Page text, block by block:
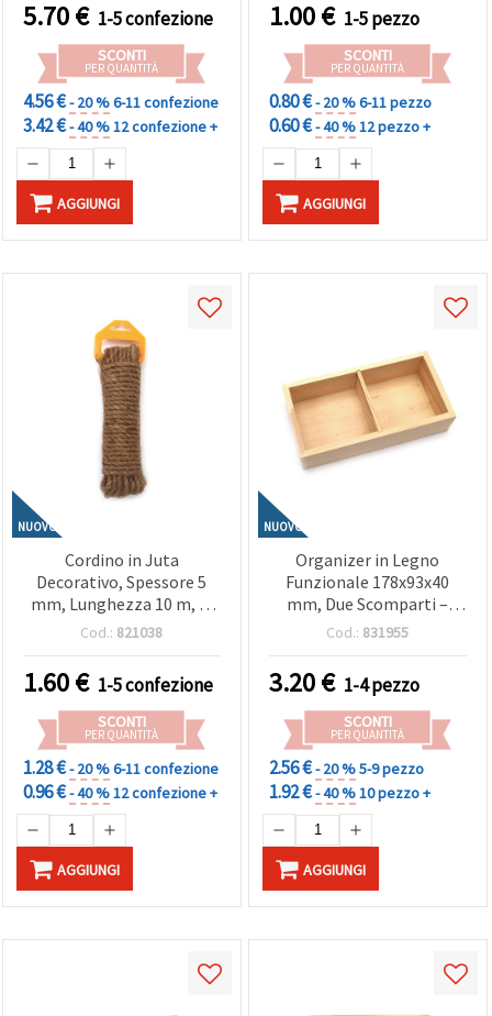
5.70€ 1-5 confezione
SCONTI
PER QUANTITÀ
4.56 €- 20 %6-11 confezione
3.42 €- 40 %12 confezione +
AGGIUNGI
1.00€ 1-5 pezzo
SCONTI
PER QUANTITÀ
0.80 €- 20 %6-11 pezzo
0.60 €- 40 %12 pezzo +
AGGIUNGI
NUOVO
Cordino in Juta
Decorativo, Spessore 5
mm, Lunghezza 10 m, di
Scrapbooking
Cod.: 821038
1.60€ 1-5 confezione
SCONTI
PER QUANTITÀ
1.28 €- 20 %6-11 confezione
0.96 €- 40 %12 confezione +
AGGIUNGI
NUOVO
Organizer in Legno
Funzionale 178x93x40
mm, Due Scomparti –
Ideale per Stoccaggio,
e Materiali per Hobby
Creativi e Fai da Te
Cod.: 831955
3.20€ 1-4 pezzo
SCONTI
PER QUANTITÀ
2.56 €- 20 %5-9 pezzo
1.92 €- 40 %10 pezzo +
AGGIUNGI